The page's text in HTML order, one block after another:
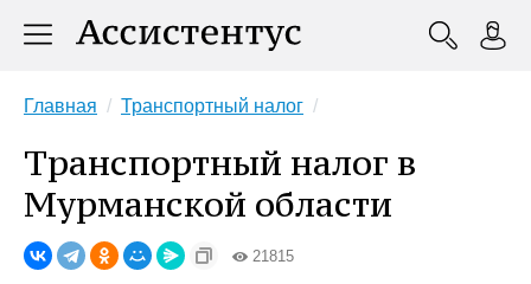
Главная Транспортный налог
Транспортный налог в
Мурманской области
21815